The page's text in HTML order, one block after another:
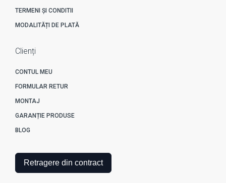
TERMENI ȘI CONDITII
MODALITĂȚI DE PLATĂ
Clienți
CONTUL MEU
FORMULAR RETUR
MONTAJ
GARANȚIE PRODUSE
BLOG
Retragere din contract